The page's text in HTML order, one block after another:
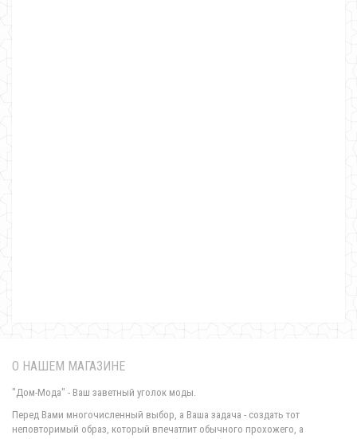
О НАШЕМ МАГАЗИНЕ
"Дом-Мода" - Ваш заветный уголок моды.
Перед Вами многочисленный выбор, а Ваша задача - создать тот
неповторимый образ, который впечатлит обычного прохожего, а